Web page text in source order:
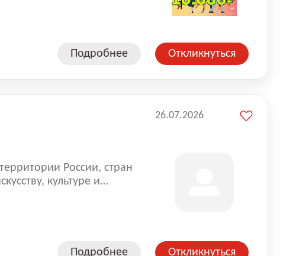
Маркет и
компании более 18 000
Подробнее Откликнуться
России, стран
культуре и
Подробнее
26.07.2026
Откликнуться